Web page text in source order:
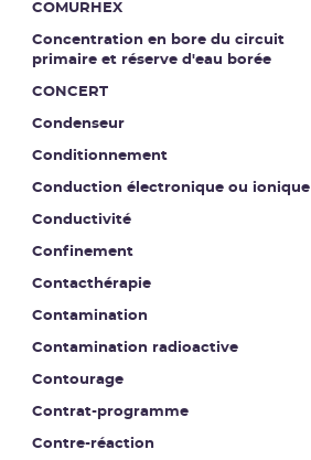
COMURHEX
Concentration en bore du circuit
primaire et réserve d'eau borée
CONCERT
Condenseur
Conditionnement
Conduction électronique ou ionique
Conductivité
Confinement
Contacthérapie
Contamination
Contamination radioactive
Contourage
Contrat-programme
Contre-réaction